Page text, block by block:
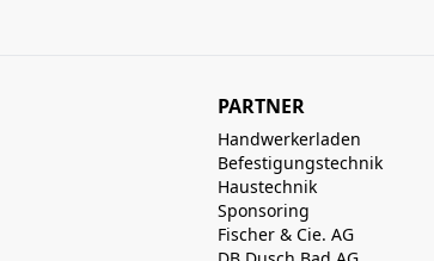
PARTNER
Handwerkerladen
Befestigungstechnik
Haustechnik
Sponsoring
Fischer & Cie. AG